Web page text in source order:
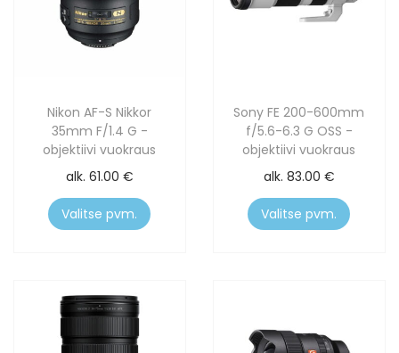
Nikon AF-S Nikkor
35mm F/1.4 G -
objektiivi vuokraus
alk. 61.00 €
Valitse pvm.
Sony FE 200-600mm
f/5.6-6.3 G OSS -
objektiivi vuokraus
alk. 83.00 €
Valitse pvm.